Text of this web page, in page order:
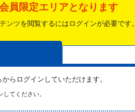
員限定エリアとなります
ンツを閲覧するにはログインが必要です。
らログインしていただけます。
てください。